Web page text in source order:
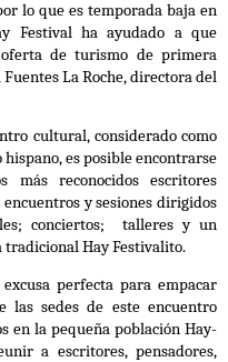
lo que es temporada baja en
Festival ha ayudado a que
de turismo de primera
La Roche, directora del
cultural, considerado como
es posible encontrarse
más reconocidos escritores
encuentros y sesiones dirigidos
conciertos; talleres y un
tradicional Hay Festivalito.
perfecta para empacar
las sedes de este encuentro
en la pequeña población Hay-
a escritores, pensadores,